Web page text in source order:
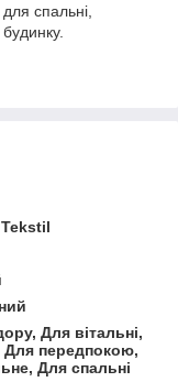
спальні,
Для вітальні,
Для передпокою,
Для спальні